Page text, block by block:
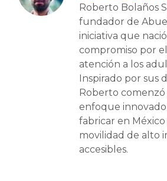
Roberto Bolaños
fundador de
iniciativa que
compromiso por
atención a los
Inspirado por sus
Roberto
enfoque
fabricar en
movilidad de alto
accesibles.